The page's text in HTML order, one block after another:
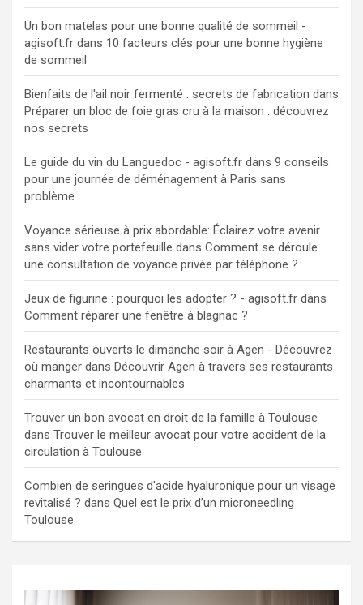
Un bon matelas pour une bonne qualité de sommeil -
agisoft.fr dans 10 facteurs clés pour une bonne hygiène
de sommeil
Bienfaits de l'ail noir fermenté : secrets de fabrication dans
Préparer un bloc de foie gras cru à la maison : découvrez
nos secrets
Le guide du vin du Languedoc - agisoft.fr dans 9 conseils
pour une journée de déménagement à Paris sans
problème
Voyance sérieuse à prix abordable: Éclairez votre avenir
sans vider votre portefeuille dans Comment se déroule
une consultation de voyance privée par téléphone ?
Jeux de figurine : pourquoi les adopter ? - agisoft.fr dans
Comment réparer une fenêtre à blagnac ?
Restaurants ouverts le dimanche soir à Agen - Découvrez
où manger dans Découvrir Agen à travers ses restaurants
charmants et incontournables
Trouver un bon avocat en droit de la famille à Toulouse
dans Trouver le meilleur avocat pour votre accident de la
circulation à Toulouse
Combien de seringues d'acide hyaluronique pour un visage
revitalisé ? dans Quel est le prix d’un microneedling
Toulouse